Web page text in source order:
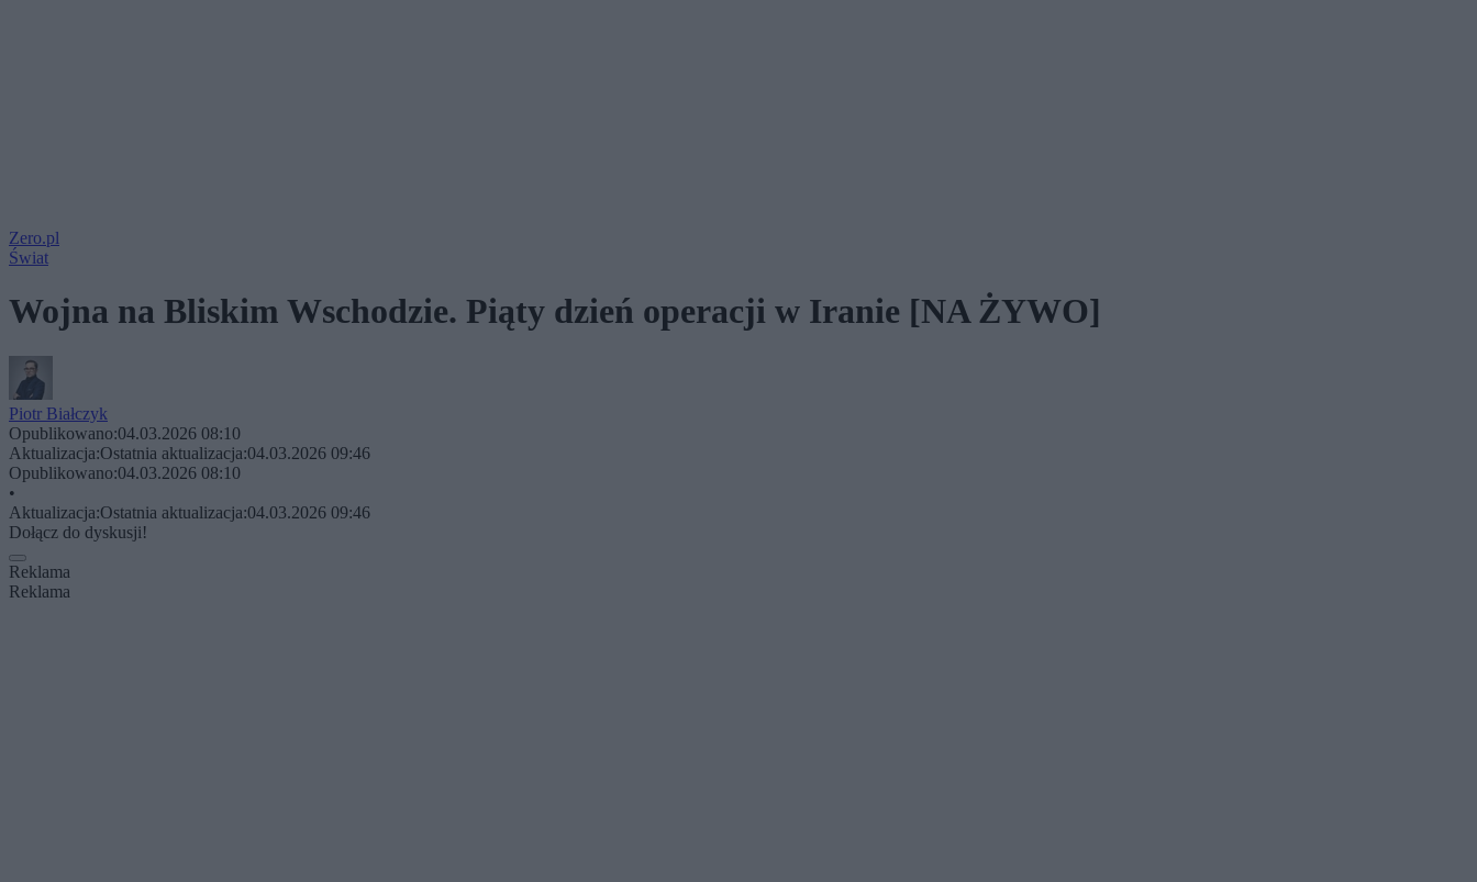
Zero.pl
Świat
Wojna na Bliskim Wschodzie. Piąty dzień operacji w Iranie [NA ŻYWO]
Piotr Białczyk
Opublikowano:04.03.2026 08:10
Aktualizacja:Ostatnia aktualizacja:04.03.2026 09:46
Opublikowano:04.03.2026 08:10
•
Aktualizacja:Ostatnia aktualizacja:04.03.2026 09:46
Dołącz do dyskusji!
Reklama
Reklama